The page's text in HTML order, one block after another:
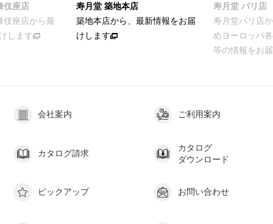
新情報をお届
寿月堂 パリ店
寿月堂パリ店から、パリをはじ
めヨーロッパ各国のお得意さま
お家でカンタ
お茶をおいし
ける簡単レシ
会社案内 ご利用案内
カタログ請求
カタログ
ダウンロード
ピックアップ お問い合わせ